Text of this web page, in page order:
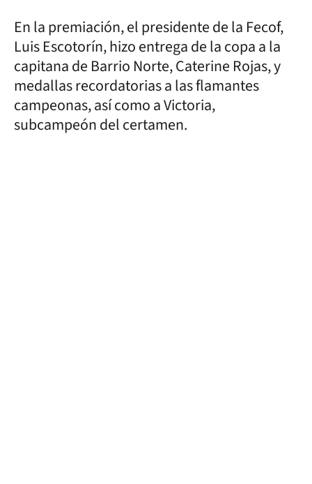
En la premiación, el presidente de la Fecof,
Luis Escotorín, hizo entrega de la copa a la
capitana de Barrio Norte, Caterine Rojas, y
medallas recordatorias a las flamantes
campeonas, así como a Victoria,
subcampeón del certamen.